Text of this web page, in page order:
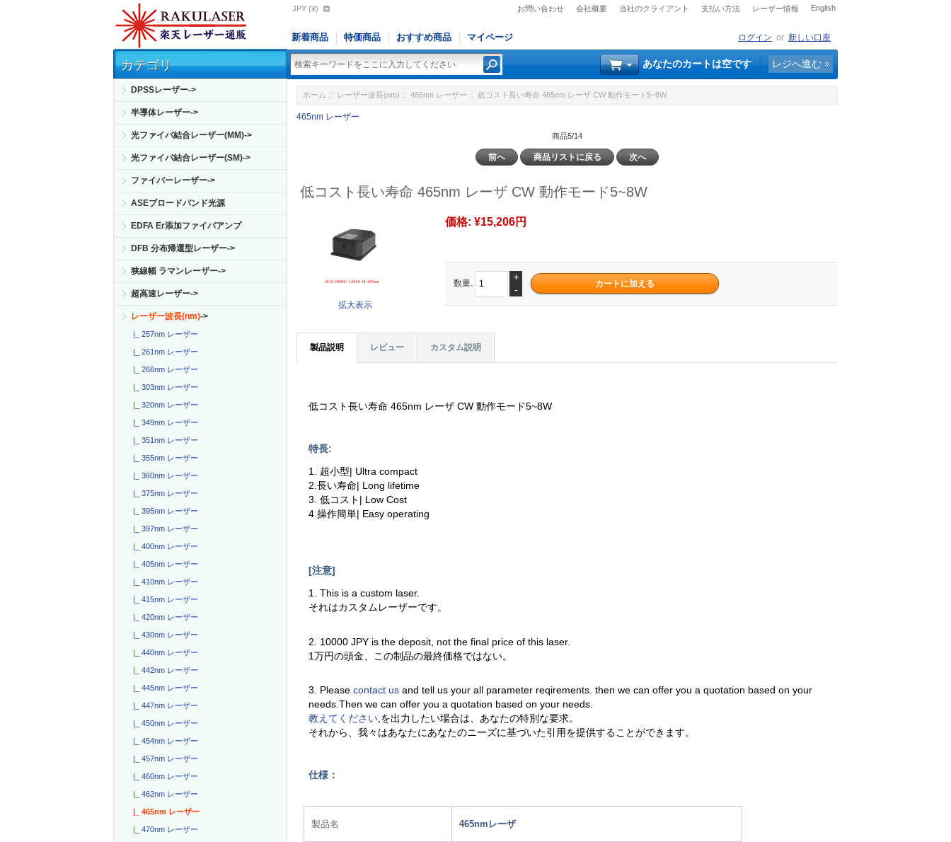
お問い合わせ 会社概要 当社のクライアント 支払い方法 レーザー情報 English
JPY (¥)
新着商品 特価商品 おすすめ商品 マイページ ログイン or 新しい口座
あなたのカートは空です レジへ進む
カテゴリ
DPSSレーザー->
半導体レーザー->
光ファイバ結合レーザー(MM)->
光ファイバ結合レーザー(SM)->
ファイバーレーザー->
ASEブロードバンド光源
EDFA Er添加ファイバアンプ
DFB 分布帰還型レーザー->
狭線幅 ラマンレーザー->
超高速レーザー->
レーザー波長(nm)->
|_ 257nm レーザー
|_ 261nm レーザー
|_ 266nm レーザー
|_ 303nm レーザー
|_ 320nm レーザー
|_ 349nm レーザー
|_ 351nm レーザー
|_ 355nm レーザー
|_ 360nm レーザー
|_ 375nm レーザー
|_ 395nm レーザー
|_ 397nm レーザー
|_ 400nm レーザー
|_ 405nm レーザー
|_ 410nm レーザー
|_ 415nm レーザー
|_ 420nm レーザー
|_ 430nm レーザー
|_ 440nm レーザー
|_ 442nm レーザー
|_ 445nm レーザー
|_ 447nm レーザー
|_ 450nm レーザー
|_ 454nm レーザー
|_ 457nm レーザー
|_ 460nm レーザー
|_ 462nm レーザー
|_ 465nm レーザー
|_ 470nm レーザー
ホーム :: レーザー波長(nm) ::465nm レーザー :: 低コスト長い寿命 465nm レーザ CW 動作モード5~8W
465nm レーザー
商品5/14
前へ 商品リストに戻る 次へ
低コスト長い寿命 465nm レーザ CW 動作モード5~8W
拡大表示
価格:¥15,206円
数量.
+
-
製品説明 レビュー カスタム説明
低コスト長い寿命 465nm レーザ CW 動作モード5~8W
特長:
1. 超小型| Ultra compact
2.長い寿命| Long lifetime
3. 低コスト| Low Cost
4.操作簡単| Easy operating
[注意]
1. This is a custom laser.
それはカスタムレーザーです。
2. 10000 JPY is the deposit, not the final price of this laser.
1万円の頭金、この制品の最終価格ではない。
3. Pleasecontact usand tell us your all parameter reqirements. then we can offer you a quotation based on your
needs.Then we can offer you a quotation based on your needs.
教えてください,を出力したい場合は、あなたの特別な要求。
それから、我々はあなたにあなたのニーズに基づいた引用を提供することができます。
仕様：
製品名 465nmレーザ​